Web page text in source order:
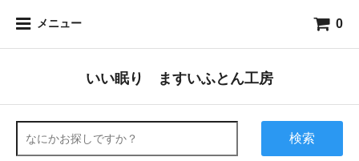
メニュー 0
いい眠り ますいふとん工房
検索